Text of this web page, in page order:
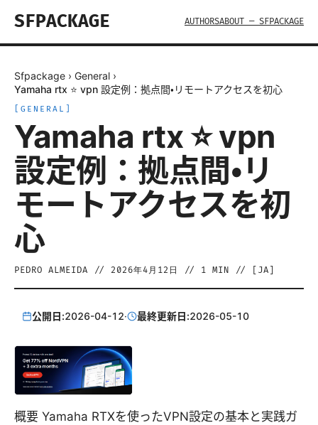
SFPACKAGE AUTHORSABOUT — SFPACKAGE
Sfpackage › General ›
Yamaha rtx ⭐ vpn 設定例：拠点間・リモートアクセスを初心
GENERAL
Yamaha rtx ⭐ vpn
設定例：拠点間・リ
モートアクセスを初
心
PEDRO ALMEIDA // 2026年4月12日 // 1 MIN // [ JA
公開日:2026-04-12· 最終更新日:2026-05-10
概要 Yamaha RTXを使ったVPN設定の基本と実践ガ